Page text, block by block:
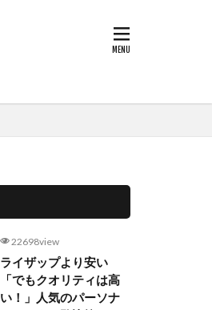
22698view
ライザップより安い
「でもクオリティは高
い！」人気のパーソナ